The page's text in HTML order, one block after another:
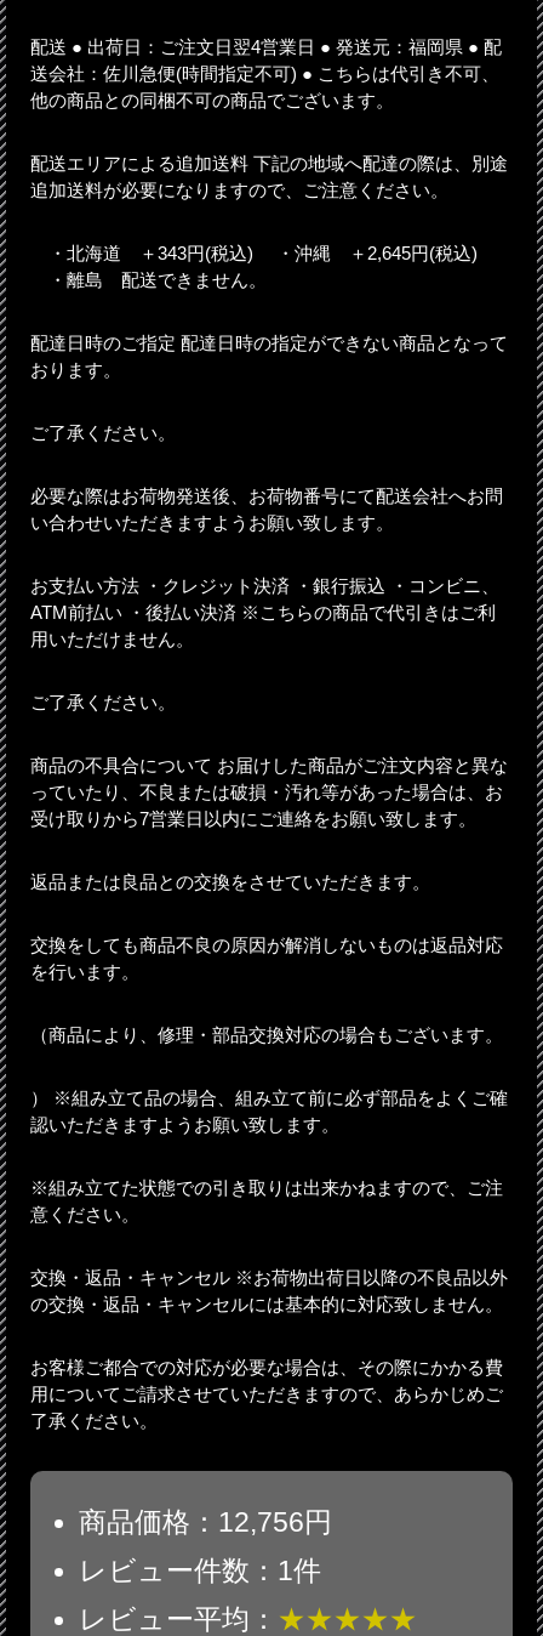
配送 ● 出荷日：ご注文日翌4営業日 ● 発送元：福岡県 ● 配
送会社：佐川急便(時間指定不可) ● こちらは代引き不可、
他の商品との同梱不可の商品でございます。
配送エリアによる追加送料 下記の地域へ配達の際は、別途
追加送料が必要になりますので、ご注意ください。
・北海道 ＋343円(税込) ・沖縄 ＋2,645円(税込)
・離島 配送できません。
配達日時のご指定 配達日時の指定ができない商品となって
おります。
ご了承ください。
必要な際はお荷物発送後、お荷物番号にて配送会社へお問
い合わせいただきますようお願い致します。
お支払い方法 ・クレジット決済 ・銀行振込 ・コンビニ、
ATM前払い ・後払い決済 ※こちらの商品で代引きはご利
用いただけません。
ご了承ください。
商品の不具合について お届けした商品がご注文内容と異な
っていたり、不良または破損・汚れ等があった場合は、お
受け取りから7営業日以内にご連絡をお願い致します。
返品または良品との交換をさせていただきます。
交換をしても商品不良の原因が解消しないものは返品対応
を行います。
（商品により、修理・部品交換対応の場合もございます。
） ※組み立て品の場合、組み立て前に必ず部品をよくご確
認いただきますようお願い致します。
※組み立てた状態での引き取りは出来かねますので、ご注
意ください。
交換・返品・キャンセル ※お荷物出荷日以降の不良品以外
の交換・返品・キャンセルには基本的に対応致しません。
お客様ご都合での対応が必要な場合は、その際にかかる費
用についてご請求させていただきますので、あらかじめご
了承ください。
商品価格：12,756円
レビュー件数：1件
レビュー平均： ★★★★★